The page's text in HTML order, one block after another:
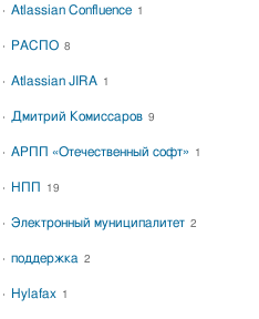
Atlassian Confluence 1
РАСПО 8
Atlassian JIRA 1
Дмитрий Комиссаров 9
АРПП «Отечественный софт» 1
НПП 19
Электронный муниципалитет 2
поддержка 2
Hylafax 1